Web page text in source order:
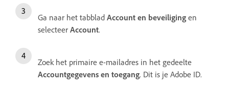
Ga naar het tabblad Account en beveiliging en
selecteer Account.
Zoek het primaire e-mailadres in het gedeelte
Accountgegevens en toegang. Dit is je Adobe ID.